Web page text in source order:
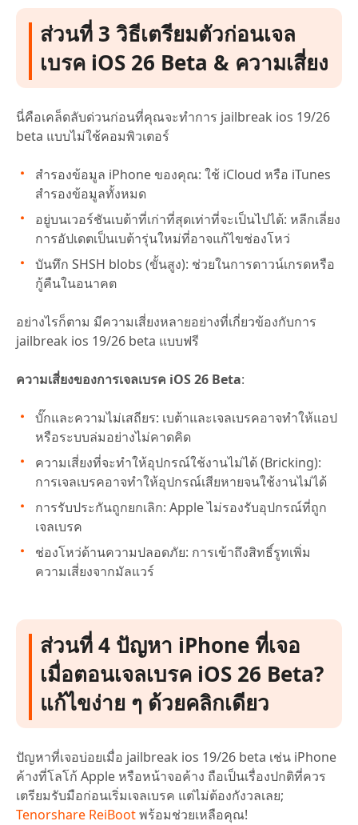
ส่วนที่ 3 วิธีเตรียมตัวก่อนเจล
เบรค iOS 26 Beta & ความเสี่ยง
นี่คือเคล็ดลับด่วนก่อนที่คุณจะทำการ jailbreak ios 19/26
beta แบบไม่ใช้คอมพิวเตอร์
สำรองข้อมูล iPhone ของคุณ: ใช้ iCloud หรือ iTunes
สำรองข้อมูลทั้งหมด
อยู่บนเวอร์ชันเบต้าที่เก่าที่สุดเท่าที่จะเป็นไปได้: หลีกเลี่ยง
การอัปเดตเป็นเบต้ารุ่นใหม่ที่อาจแก้ไขช่องโหว่
บันทึก SHSH blobs (ขั้นสูง): ช่วยในการดาวน์เกรดหรือ
กู้คืนในอนาคต
อย่างไรก็ตาม มีความเสี่ยงหลายอย่างที่เกี่ยวข้องกับการ
jailbreak ios 19/26 beta แบบฟรี
ความเสี่ยงของการเจลเบรค iOS 26 Beta:
บั๊กและความไม่เสถียร: เบต้าและเจลเบรคอาจทำให้แอป
หรือระบบล่มอย่างไม่คาดคิด
ความเสี่ยงที่จะทำให้อุปกรณ์ใช้งานไม่ได้ (Bricking):
การเจลเบรคอาจทำให้อุปกรณ์เสียหายจนใช้งานไม่ได้
การรับประกันถูกยกเลิก: Apple ไม่รองรับอุปกรณ์ที่ถูก
เจลเบรค
ช่องโหว่ด้านความปลอดภัย: การเข้าถึงสิทธิ์รูทเพิ่ม
ความเสี่ยงจากมัลแวร์
ส่วนที่ 4 ปัญหา iPhone ที่เจอ
เมื่อตอนเจลเบรค iOS 26 Beta?
แก้ไขง่าย ๆ ด้วยคลิกเดียว
ปัญหาที่เจอบ่อยเมื่อ jailbreak ios 19/26 beta เช่น iPhone
ค้างที่โลโก้ Apple หรือหน้าจอค้าง ถือเป็นเรื่องปกติที่ควร
เตรียมรับมือก่อนเริ่มเจลเบรค แต่ไม่ต้องกังวลเลย;
Tenorshare ReiBootพร้อมช่วยเหลือคุณ!